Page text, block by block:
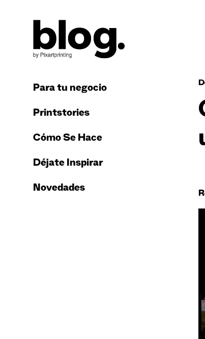
Para tu negocio
Printstories
Cómo Se Hace
Déjate Inspirar
Novedades